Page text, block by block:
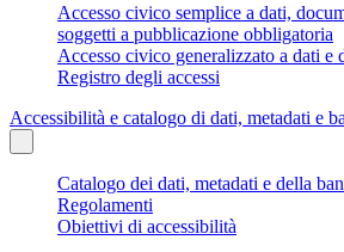
Accesso civico semplice a dati,
soggetti a pubblicazione obbligatoria
Accesso civico generalizzato a dati e
Registro degli accessi
Accessibilità e catalogo di dati, metadati e
Catalogo dei dati, metadati e della
Regolamenti
Obiettivi di accessibilità